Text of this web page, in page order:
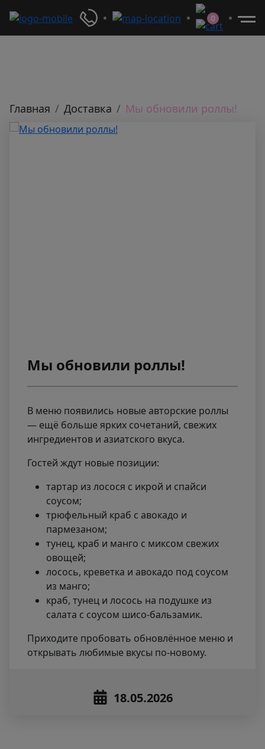
0
Главная Доставка Мы обновили роллы!
Мы обновили роллы!
В меню появились новые авторские роллы
— ещё больше ярких сочетаний, свежих
ингредиентов и азиатского вкуса.
Гостей ждут новые позиции:
тартар из лосося с икрой и спайси
соусом;
трюфельный краб с авокадо и
пармезаном;
тунец, краб и манго с миксом свежих
овощей;
лосось, креветка и авокадо под соусом
из манго;
краб, тунец и лосось на подушке из
салата с соусом шисо-бальзамик.
Приходите пробовать обновлённое меню и
открывать любимые вкусы по-новому.
18.05.2026